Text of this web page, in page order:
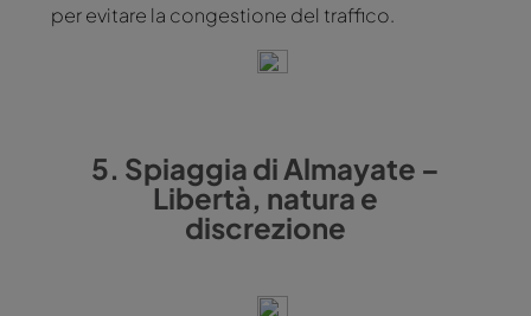
per evitare la congestione del traffico.
5. Spiaggia di Almayate –
Libertà, natura e
discrezione